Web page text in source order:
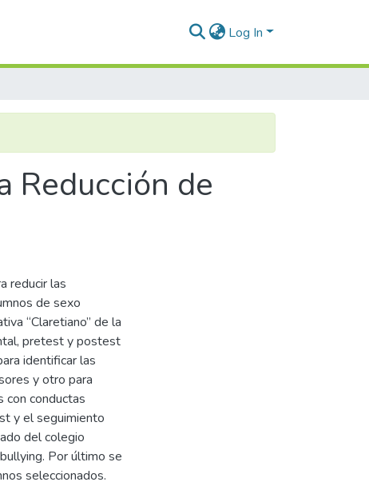
Log In
Reducción de
reducir las
de sexo
“Claretiano” de la
pretest y postest
identificar las
y otro para
con conductas
y el seguimiento
del colegio
Por último se
seleccionados.